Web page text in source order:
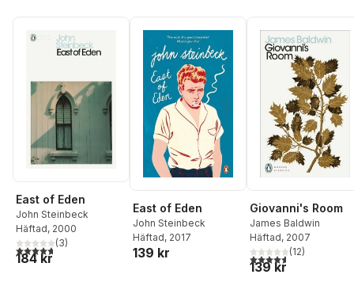
East of Eden
John Steinbeck
Häftad, 2000
4,7utav 5 stjärnor. Totalt antal röster:
(3)
184 kr
East of Eden
John Steinbeck
Häftad, 2017
139 kr
Giovanni's Room
James Baldwin
Häftad, 2007
4,6utav 5 stjärnor.
(12)
139 kr